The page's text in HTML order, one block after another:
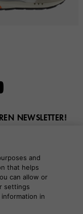
NEWSLETTER!
and
that helps
can allow or
settings
in